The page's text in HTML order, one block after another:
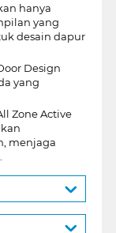
hanya
yang
desain dapur
Design
yang
Zone Active
menjaga